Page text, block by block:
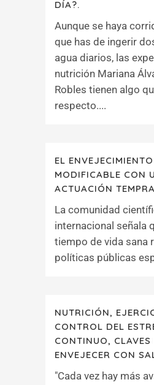
DÍA?.
Aunque se haya
que has de ingerir
agua diarios, las
nutrición Mariana
Robles tienen algo
respecto....
EL ENVEJECIMIENTO
MODIFICABLE CON
ACTUACIÓN
La comunidad
internacional señala
tiempo de vida sana
políticas públicas
NUTRICIÓN,
CONTROL DEL
CONTINUO, CLAVES
ENVEJECER CON
"Cada vez hay más